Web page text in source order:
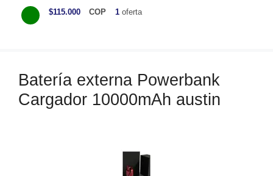
a
t
r
í
$115.000 COP 1 oferta
Batería externa Powerbank
Cargador 10000mAh austin